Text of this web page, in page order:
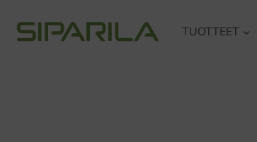
sisältöön
TUOTTEET